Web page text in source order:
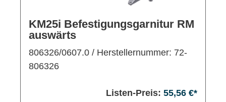
KM25i Befestigungsgarnitur RM
auswärts
806326/0607.0 / Herstellernummer: 72-
806326
Listen-Preis: 55,56 €*